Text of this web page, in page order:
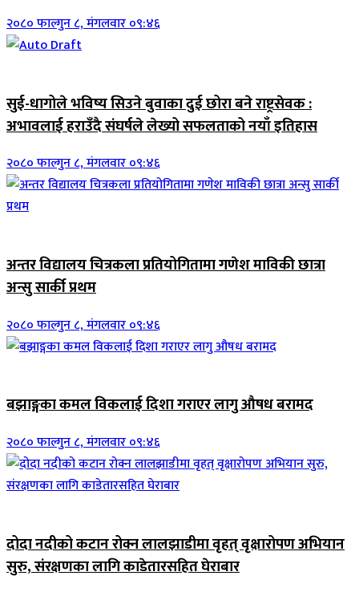
२०८० फाल्गुन ८, मंगलवार ०९:४६
सुई-धागोले भविष्य सिउने बुवाका दुई छोरा बने राष्ट्रसेवक :
अभावलाई हराउँदै संघर्षले लेख्यो सफलताको नयाँ इतिहास
२०८० फाल्गुन ८, मंगलवार ०९:४६
अन्तर विद्यालय चित्रकला प्रतियोगितामा गणेश माविकी छात्रा
अन्सु सार्की प्रथम
२०८० फाल्गुन ८, मंगलवार ०९:४६
बझाङ्गका कमल विकलाई दिशा गराएर लागु औषध बरामद
२०८० फाल्गुन ८, मंगलवार ०९:४६
दोदा नदीको कटान रोक्न लालझाडीमा वृहत् वृक्षारोपण अभियान
सुरु, संरक्षणका लागि काडेतारसहित घेराबार